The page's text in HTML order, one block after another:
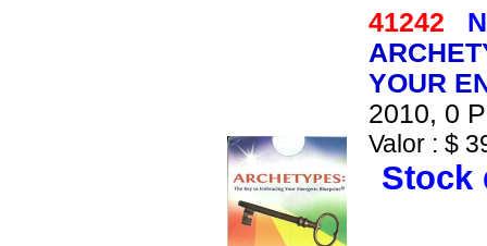
41242
YOUR
2010, 0
Valor : $
Stock